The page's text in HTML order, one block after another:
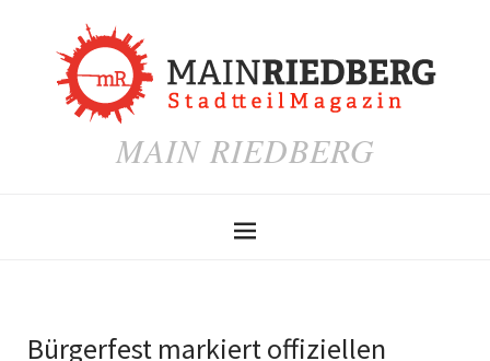
MAIN RIEDBERG
Bürgerfest markiert offiziellen